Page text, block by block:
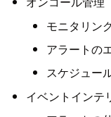
モニタリン
アラートの
スケジュー
イベントインテ